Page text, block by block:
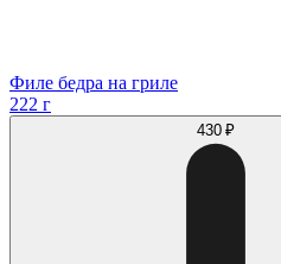
Филе бедра на гриле
222 г
430 ₽